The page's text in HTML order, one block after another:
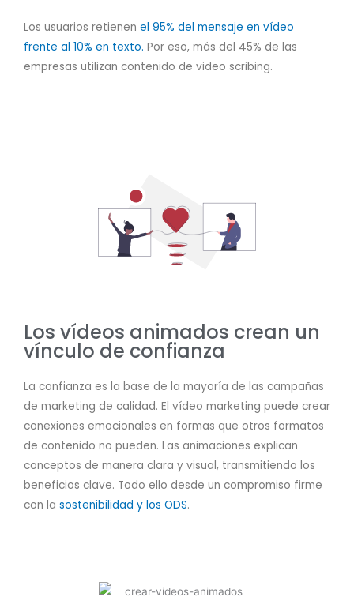
Los usuarios retienen el 95% del mensaje en vídeo
frente al 10% en texto. Por eso, más del 45% de las
empresas utilizan contenido de video scribing.
Los vídeos animados crean un
vínculo de confianza
La confianza es la base de la mayoría de las campañas
de marketing de calidad. El vídeo marketing puede crear
conexiones emocionales en formas que otros formatos
de contenido no pueden. Las animaciones explican
conceptos de manera clara y visual, transmitiendo los
beneficios clave. Todo ello desde un compromiso firme
con la sostenibilidad y los ODS.